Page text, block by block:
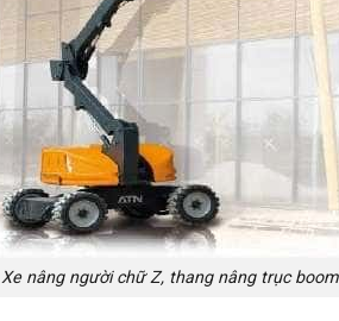
Xe nâng người chữ Z, thang nâng trục boom